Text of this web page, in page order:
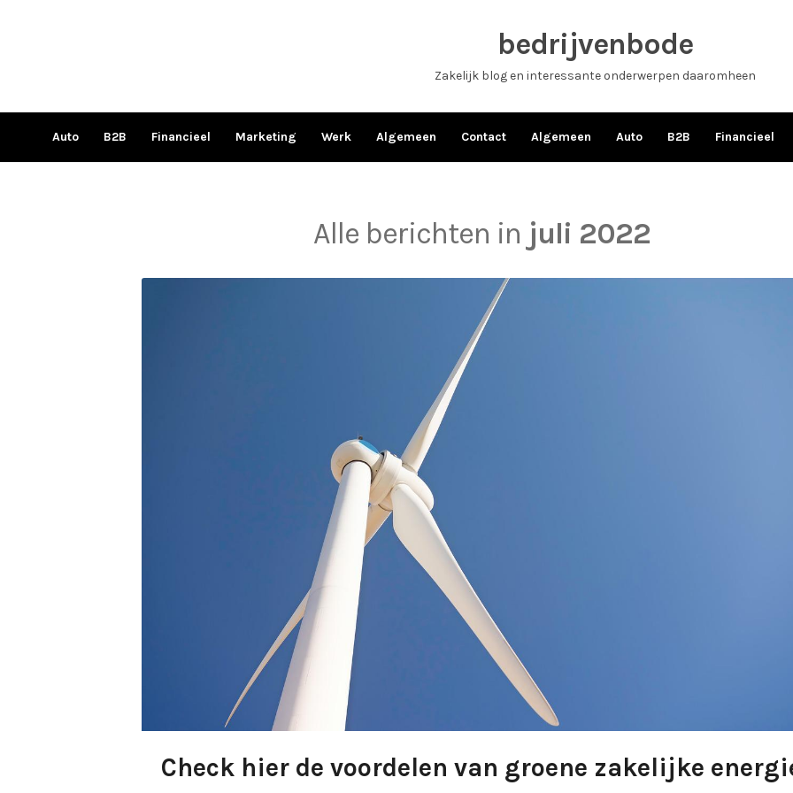
bedrijvenbode
Zakelijk blog en interessante onderwerpen daaromheen
Auto B2B Financieel Marketing Werk Algemeen Contact Algemeen Auto B2B Financieel
Alle berichten in juli 2022
Check hier de voordelen van groene zakelijke